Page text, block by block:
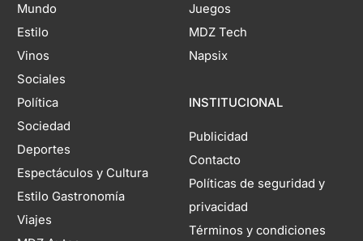
Mundo
Estilo
Vinos
Sociales
Política
Sociedad
Deportes
Espectáculos y Cultura
Estilo Gastronomía
Viajes
Juegos
MDZ Tech
Napsix
INSTITUCIONAL
Publicidad
Contacto
Políticas de seguridad y
privacidad
Términos y condiciones